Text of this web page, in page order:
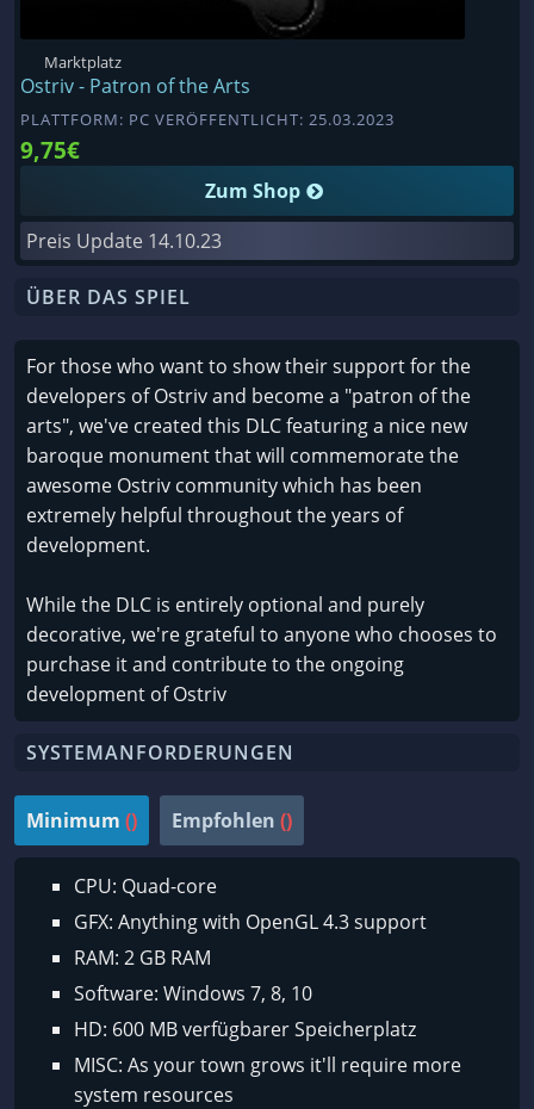
Marktplatz
Ostriv - Patron of the Arts
PLATTFORM: PC VERÖFFENTLICHT: 25.03.2023
9,75€
Zum Shop
Preis Update 14.10.23
ÜBER DAS SPIEL
For those who want to show their support for the
developers of Ostriv and become a "patron of the
arts", we've created this DLC featuring a nice new
baroque monument that will commemorate the
awesome Ostriv community which has been
extremely helpful throughout the years of
development.
While the DLC is entirely optional and purely
decorative, we're grateful to anyone who chooses to
purchase it and contribute to the ongoing
development of Ostriv
SYSTEMANFORDERUNGEN
Minimum () Empfohlen ()
CPU: Quad-core
GFX: Anything with OpenGL 4.3 support
RAM: 2 GB RAM
Software: Windows 7, 8, 10
HD: 600 MB verfügbarer Speicherplatz
MISC: As your town grows it'll require more
system resources